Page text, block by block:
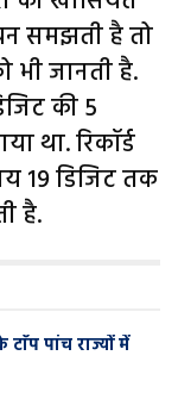
समझती है तो
जानती है.
की 5
था. रिकॉर्ड
19 डिजिट तक
है.
पांच राज्यों में